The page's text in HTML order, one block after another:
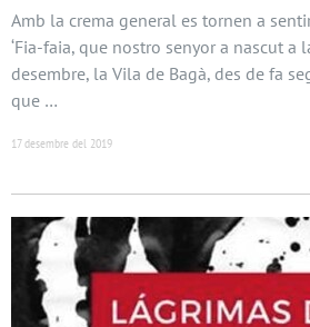
Amb la crema general es tornen a
‘Fia-faia, que nostro senyor a nascut a
desembre, la Vila de Bagà, des de fa
que …
17 desembre del 2019